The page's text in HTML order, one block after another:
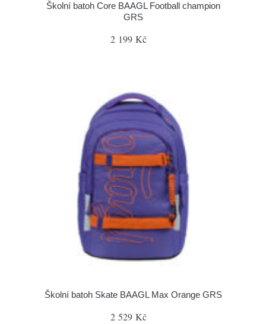
Školní batoh Core BAAGL Football champion
GRS
2 199 Kč
Školní batoh Skate BAAGL Max Orange GRS
2 529 Kč